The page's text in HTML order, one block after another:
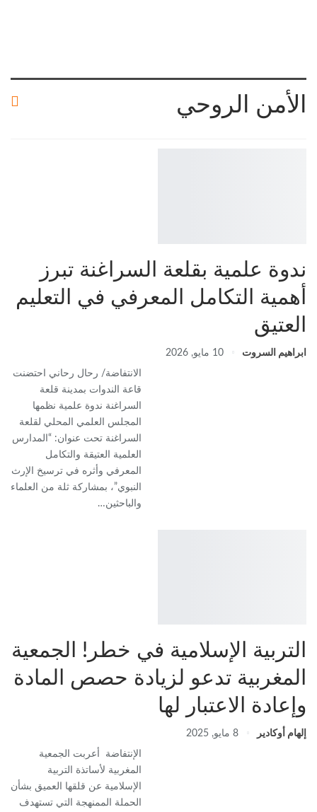
الأمن الروحي
ندوة علمية بقلعة السراغنة تبرز
أهمية التكامل المعرفي في التعليم
العتيق
ابراهيم السروت 10 مايو, 2026
الانتفاضة/ رحال رحاني احتضنت
قاعة الندوات بمدينة قلعة
السراغنة ندوة علمية نظمها
المجلس العلمي المحلي لقلعة
السراغنة تحت عنوان: “المدارس
العلمية العتيقة والتكامل
المعرفي وأثره في ترسيخ الإرث
النبوي”، بمشاركة ثلة من العلماء
والباحثين…
التربية الإسلامية في خطر! الجمعية
المغربية تدعو لزيادة حصص المادة
وإعادة الاعتبار لها
إلهام أوكادير 8 مايو, 2025
الإنتفاضة أعربت الجمعية
المغربية لأساتذة التربية
الإسلامية عن قلقها العميق بشأن
الحملة الممنهجة التي تستهدف